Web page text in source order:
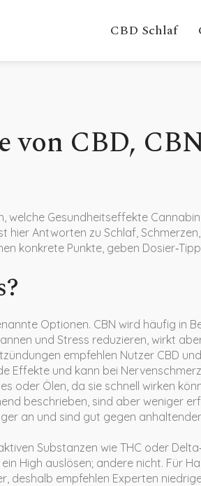
CBD Schlaf
von CBD,
welche Gesundheitseffekte
hier Antworten zu Schlaf,
konkrete Punkte, geben
Optionen. CBN wird häufig in
und Stress reduzieren, wirkt
empfehlen Nutzer CBD und
Effekte und kann bei
oder Ölen, da sie schnell wirken
beschrieben, sind aber weniger
an und sind gut gegen
Substanzen wie THC oder
High auslösen; andere nicht. Für
deshalb empfehlen Experten